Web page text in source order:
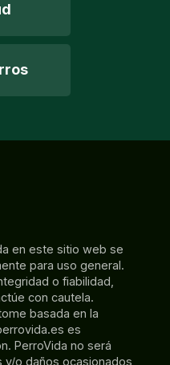
en este sitio web se
para uso general.
o fiabilidad,
con cautela.
basada en la
es
PerroVida no será
o daños ocasionados